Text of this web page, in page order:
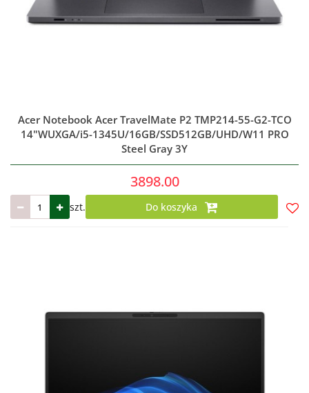
Acer Notebook Acer TravelMate P2 TMP214-55-G2-TCO
14"WUXGA/i5-1345U/16GB/SSD512GB/UHD/W11 PRO
Steel Gray 3Y
3898.00
szt. Do koszyka